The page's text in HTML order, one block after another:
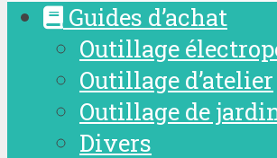
Guides d’achat
Outillage
Outillage d’atelier
Outillage de
Divers